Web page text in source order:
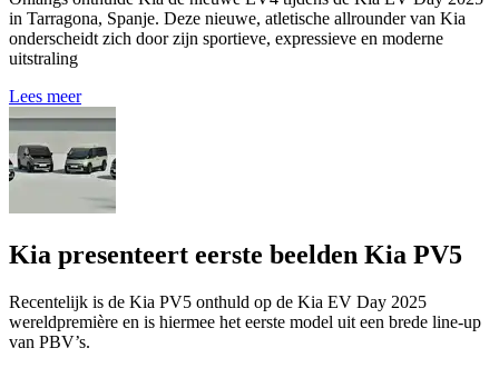
in Tarragona, Spanje. Deze nieuwe, atletische allrounder van Kia
onderscheidt zich door zijn sportieve, expressieve en moderne
uitstraling
Lees meer
Kia presenteert eerste beelden Kia PV5
Recentelijk is de Kia PV5 onthuld op de Kia EV Day 2025
wereldpremière en is hiermee het eerste model uit een brede line-up
van PBV’s.